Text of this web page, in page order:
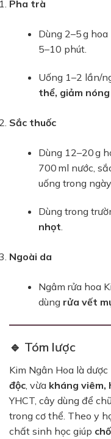
Pha trà
Dùng 2–5 g
5–10 phút.
Uống 1–2 lần/
thể, giảm
Sắc thuốc
Dùng 12–20 g
700 ml nước,
uống trong ngày.
Dùng trong
nhọt
Ngoài da
Ngâm rửa hoa
dùng rửa vết
🔹 Tóm lược
Kim Ngân Hoa là dược
độc , vừa kháng viêm,
YHCT, cây dùng để
trong cơ thể. Theo y
chất sinh học giúp